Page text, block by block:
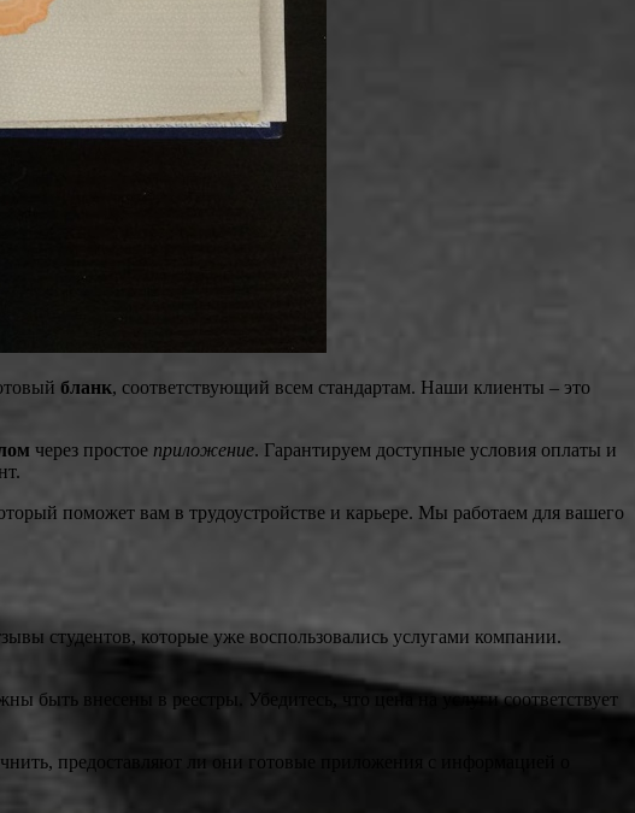
бланк, соответствующий всем стандартам. Наши клиенты – это
через простое приложение. Гарантируем доступные условия оплаты и
поможет вам в трудоустройстве и карьере. Мы работаем для вашего
студентов, которые уже воспользовались услугами компании.
быть внесены в реестры. Убедитесь, что цена на услуги соответствует
предоставляют ли они готовые приложения с информацией о